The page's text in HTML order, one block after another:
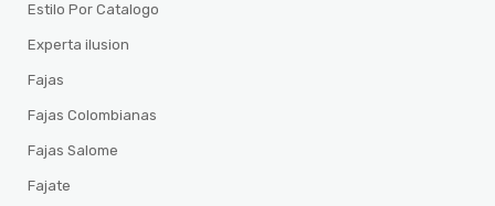
Estilo Por Catalogo
Experta ilusion
Fajas
Fajas Colombianas
Fajas Salome
Fajate